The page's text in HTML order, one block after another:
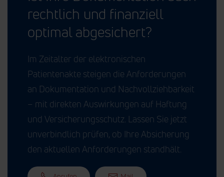
rechtlich und finanziell
optimal abgesichert?
Im Zeitalter der elektronischen
Patientenakte steigen die Anforderungen
an Dokumentation und Nachvollziehbarkeit
– mit direkten Auswirkungen auf Haftung
und Versicherungsschutz. Lassen Sie jetzt
unverbindlich prüfen, ob Ihre Absicherung
den aktuellen Anforderungen standhält.